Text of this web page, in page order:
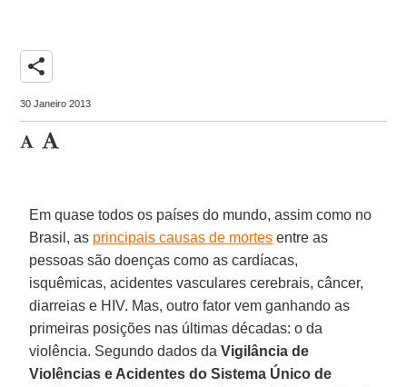
share
30 Janeiro 2013
Em quase todos os países do mundo, assim como no
Brasil, as principais causas de mortes entre as
pessoas são doenças como as cardíacas,
isquêmicas, acidentes vasculares cerebrais, câncer,
diarreias e HIV. Mas, outro fator vem ganhando as
primeiras posições nas últimas décadas: o da
violência. Segundo dados daVigilância de
Violências e Acidentes do Sistema Único de